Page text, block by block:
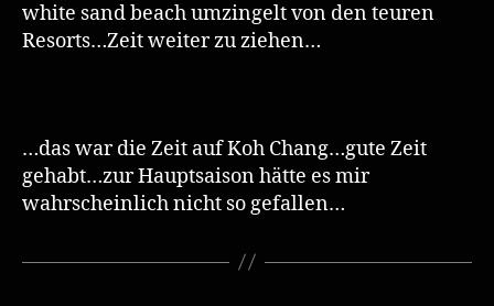
white sand beach umzingelt von den teuren
Resorts…Zeit weiter zu ziehen…
…das war die Zeit auf Koh Chang…gute Zeit
gehabt…zur Hauptsaison hätte es mir
wahrscheinlich nicht so gefallen…